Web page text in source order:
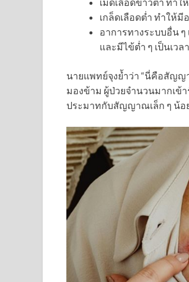
เกล็ดเลือดต่ำ ทำให้มี
อาการทางระบบอื่น ๆ
และมีไข้ต่ำ ๆ เป็นเวล
นายแพทย์จุงย้ำว่า “นี่คือสัญญ
มองข้าม ผู้ป่วยจำนวนมากเข้
ประมาทกับสัญญาณเล็ก ๆ น้อ